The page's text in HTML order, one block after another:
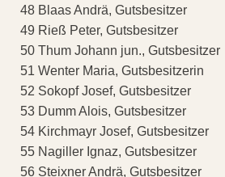
48 Blaas Andrä, Gutsbesitzer
49 Rieß Peter, Gutsbesitzer
50 Thum Johann jun., Gutsbesitzer
51 Wenter Maria, Gutsbesitzerin
52 Sokopf Josef, Gutsbesitzer
53 Dumm Alois, Gutsbesitzer
54 Kirchmayr Josef, Gutsbesitzer
55 Nagiller Ignaz, Gutsbesitzer
56 Steixner Andrä, Gutsbesitzer